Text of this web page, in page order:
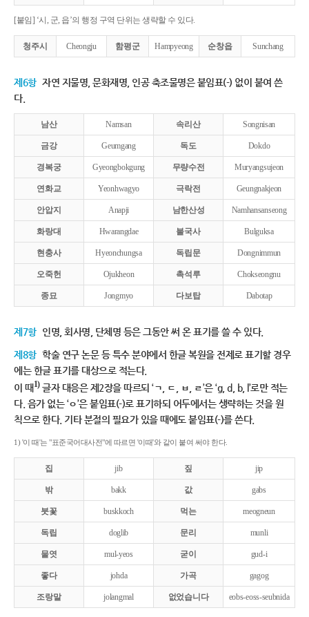
[붙임] ‘시, 군, 읍’의 행정 구역 단위는 생략할 수 있다.
청주시 Cheongju 함평군 Hampyeong 순창읍 Sunchang
제6항 자연 지물명, 문화재명, 인공 축조물명은 붙임표(-) 없이 붙여 쓴
다.
남산 Namsan 속리산 Songnisan
금강 Geumgang 독도 Dokdo
경복궁 Gyeongbokgung 무량수전 Muryangsujeon
연화교 Yeonhwagyo 극락전 Geungnakjeon
안압지 Anapji 남한산성 Namhansanseong
화랑대 Hwarangdae 불국사 Bulguksa
현충사 Hyeonchungsa 독립문 Dongnimmun
오죽헌 Ojukheon 촉석루 Chokseongnu
종묘 Jongmyo 다보탑 Dabotap
제7항 인명, 회사명, 단체명 등은 그동안 써 온 표기를 쓸 수 있다.
제8항 학술 연구 논문 등 특수 분야에서 한글 복원을 전제로 표기할 경우
에는 한글 표기를 대상으로 적는다.
이 때1)글자 대응은 제2장을 따르되 ‘ㄱ, ㄷ, ㅂ, ㄹ’은 ‘g, d, b, l’로만 적는
다. 음가 없는 ‘ㅇ’은 붙임표(-)로 표기하되 어두에서는 생략하는 것을 원
칙으로 한다. 기타 분절의 필요가 있을 때에도 붙임표(-)를 쓴다.
1) '이 때'는 "표준국어대사전"에 따르면 '이때'와 같이 붙여 써야 한다.
집 jib 짚 jip
밖 bakk 값 gabs
붓꽃 buskkoch 먹는 meogneun
독립 doglib 문리 munli
물엿 mul-yeos 굳이 gud-i
좋다 johda 가곡 gagog
조랑말 jolangmal 없었습니다 eobs-eoss-seubnida